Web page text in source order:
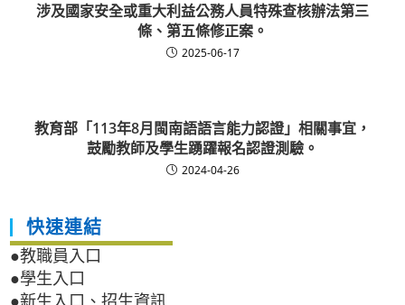
涉及國家安全或重大利益公務人員特殊查核辦法第三
條、第五條修正案。
2025-06-17
教育部「113年8月閩南語語言能力認證」相關事宜，
鼓勵教師及學生踴躍報名認證測驗。
2024-04-26
快速連結
●教職員入口
●學生入口